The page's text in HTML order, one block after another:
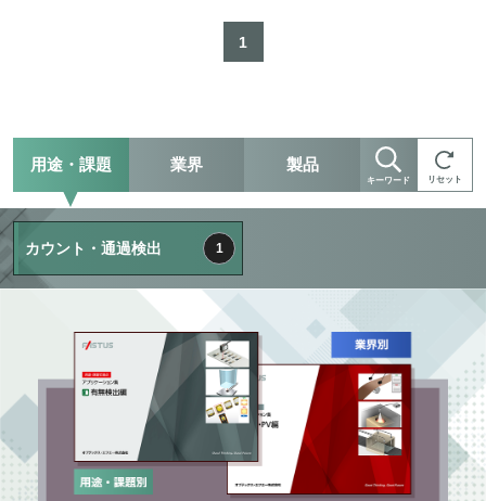
1
用途・課題 業界 製品
キーワード リセット
カウント・通過検出 1